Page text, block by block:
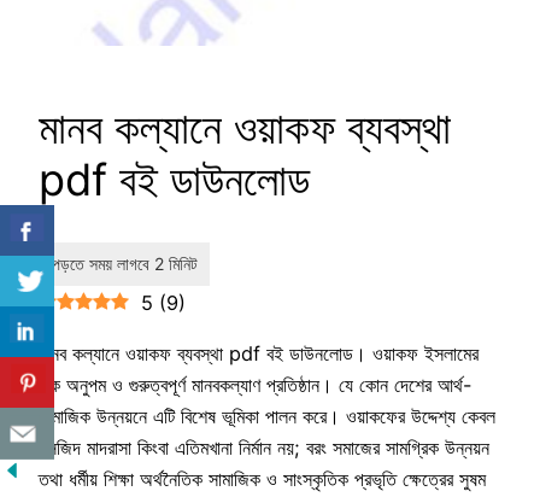
মানব কল্যানে ওয়াকফ ব্যবস্থা
pdf বই ডাউনলোড
5 (9)
মানব কল্যানে ওয়াকফ ব্যবস্থা pdf বই ডাউনলোড। ওয়াকফ ইসলামের
এক অনুপম ও গুরুত্বপূর্ণ মানবকল্যাণ প্রতিষ্ঠান। যে কোন দেশের আর্থ-
সামাজিক উন্নয়নে এটি বিশেষ ভূমিকা পালন করে। ওয়াকফের উদ্দেশ্য কেবল
মসজিদ মাদরাসা কিংবা এতিমখানা নির্মান নয়; বরং সমাজের সামগ্রিক উন্নয়ন
তথা ধর্মীয় শিক্ষা অর্থনৈতিক সামাজিক ও সাংস্কৃতিক প্রভৃতি ক্ষেত্রের সুষম